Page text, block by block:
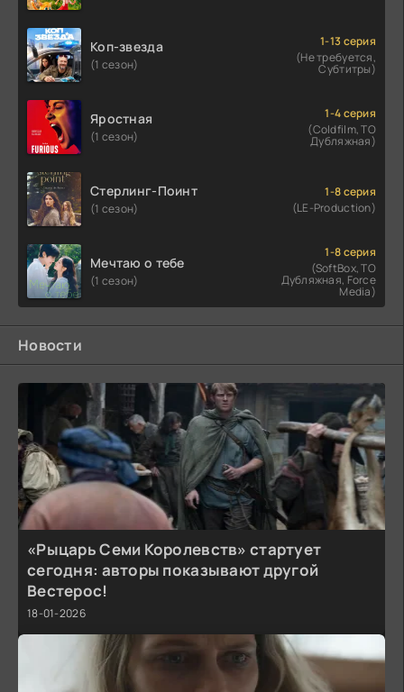
Коп-звезда
(1 сезон)
1-13 серия
(Не требуется,
Субтитры)
Яростная
(1 сезон)
1-4 серия
(Coldfilm, ТО
Дубляжная)
Стерлинг-Поинт
(1 сезон)
1-8 серия
(LE-Production)
Мечтаю о тебе
(1 сезон)
1-8 серия
(SoftBox, ТО
Дубляжная, Force
Media)
Новости
«Рыцарь Семи Королевств» стартует
сегодня: авторы показывают другой
Вестерос!
18-01-2026